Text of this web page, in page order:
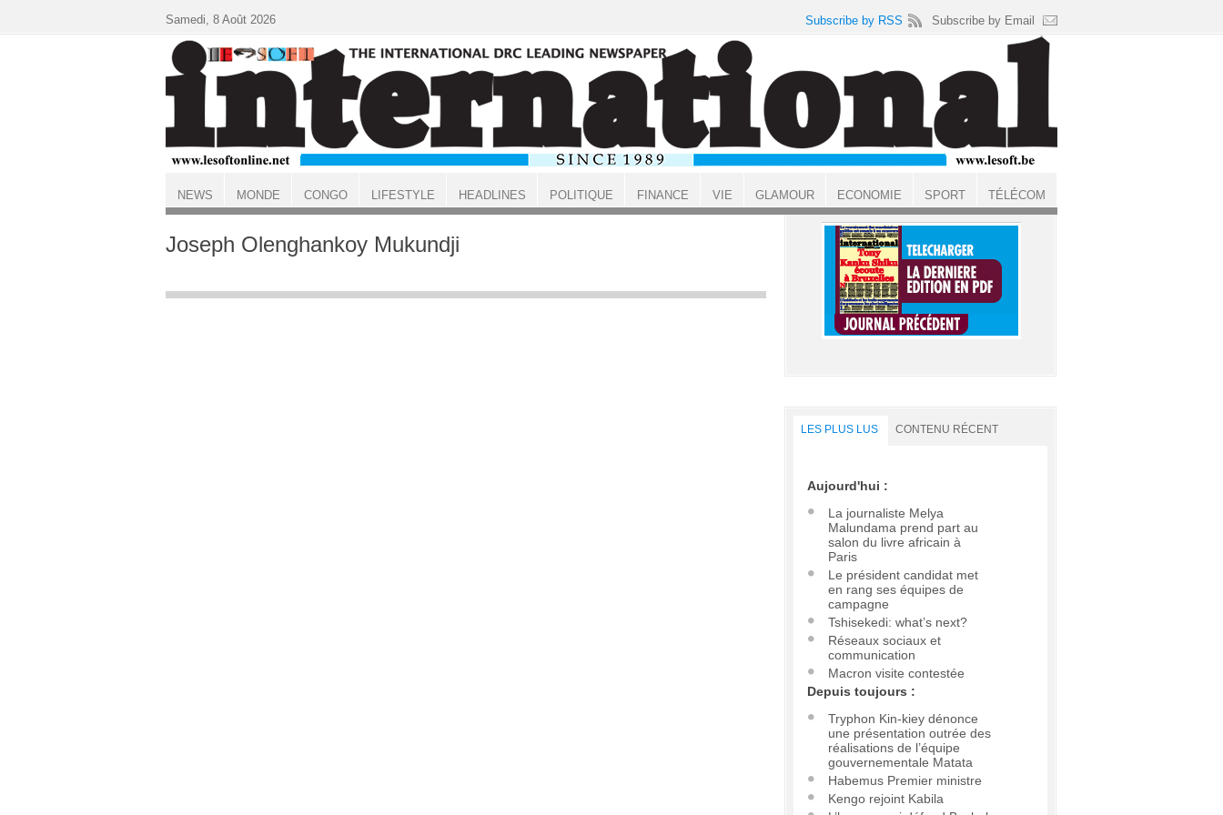
ACCUEIL
Joseph Olenghankoy Mukundji
LES PLUS LUS CONTENU RÉCENT
Aujourd'hui :
La journaliste Melya
Malundama prend part au
salon du livre africain à
Paris
Le président candidat met
en rang ses équipes de
campagne
Tshisekedi: what’s next?
Réseaux sociaux et
communication
Macron visite contestée
Depuis toujours :
Tryphon Kin-kiey dénonce
une présentation outrée des
réalisations de l’équipe
gouvernementale Matata
Habemus Premier ministre
Kengo rejoint Kabila
Samedi, 8 Août 2026 Subscribe by RSS Subscribe by Email
NEWS MONDE CONGO LIFESTYLE HEADLINES POLITIQUE FINANCE VIE GLAMOUR ECONOMIE SPORT TÉLÉCOM